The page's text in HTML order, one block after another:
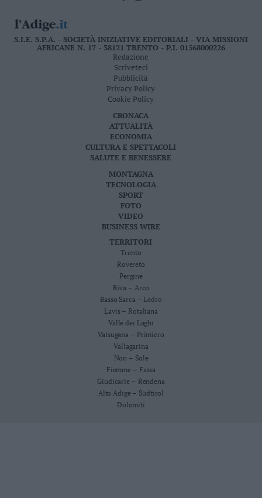
S.I.E. S.P.A. - SOCIETÀ INIZIATIVE EDITORIALI - VIA MISSIONI
AFRICANE N. 17 - 38121 TRENTO - P.I. 01568000226
Redazione
Scriveteci
Pubblicità
Privacy Policy
Cookie Policy
CRONACA
ATTUALITÀ
ECONOMIA
CULTURA E SPETTACOLI
SALUTE E BENESSERE
MONTAGNA
TECNOLOGIA
SPORT
FOTO
VIDEO
BUSINESS WIRE
TERRITORI
Trento
Rovereto
Pergine
Riva – Arco
Basso Sarca – Ledro
Lavis – Rotaliana
Valle dei Laghi
Valsugana – Primiero
Vallagarina
Non – Sole
Fiemme – Fassa
Giudicarie – Rendena
Alto Adige – Südtirol
Dolomiti